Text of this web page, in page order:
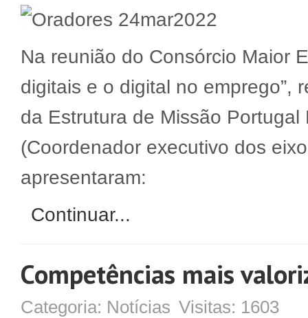
Na reunião do Consórcio Maior
digitais e o digital no emprego”,
da Estrutura de Missão
(Coordenador executivo dos
apresentaram:
Continuar...
Competências mais
Categoria: Notícias Visitas: 1603